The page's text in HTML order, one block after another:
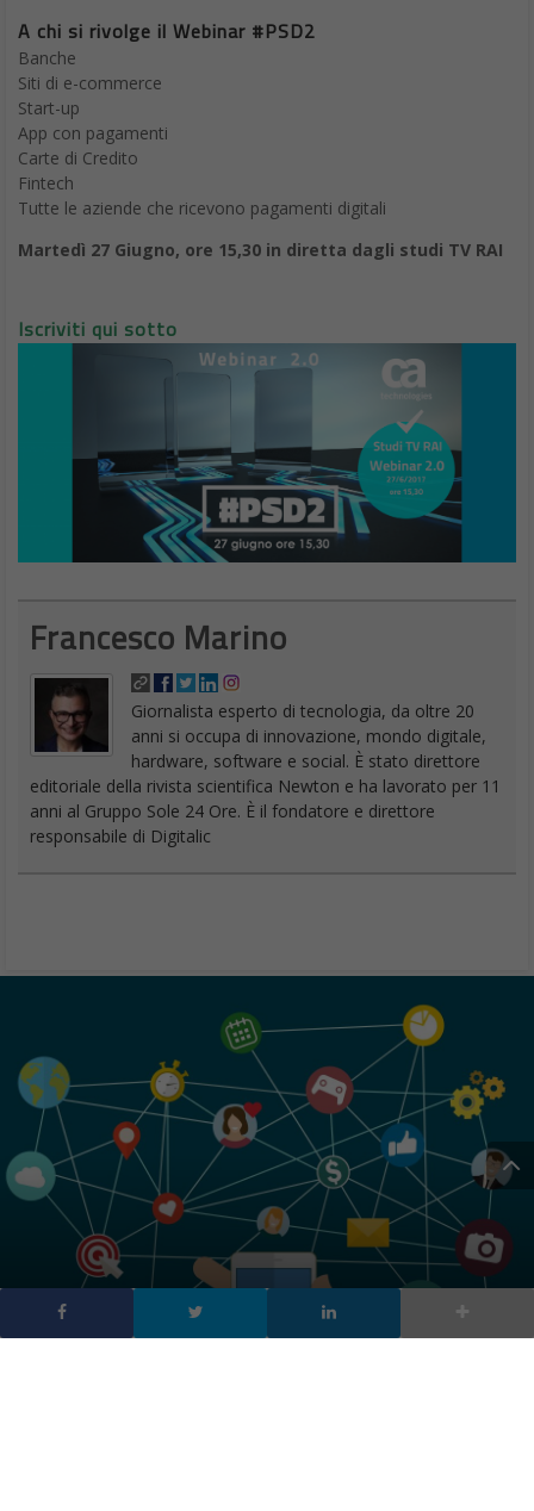
A chi si rivolge il Webinar #PSD2
Banche
Siti di e-commerce
Start-up
App con pagamenti
Carte di Credito
Fintech
Tutte le aziende che ricevono pagamenti digitali
Martedì 27 Giugno, ore 15,30 in diretta dagli studi TV RAI
Iscriviti qui sotto
Francesco Marino
Giornalista esperto di tecnologia, da oltre 20
anni si occupa di innovazione, mondo digitale,
hardware, software e social. È stato direttore
editoriale della rivista scientifica Newton e ha lavorato per 11
anni al Gruppo Sole 24 Ore. È il fondatore e direttore
responsabile di Digitalic
Social media per le